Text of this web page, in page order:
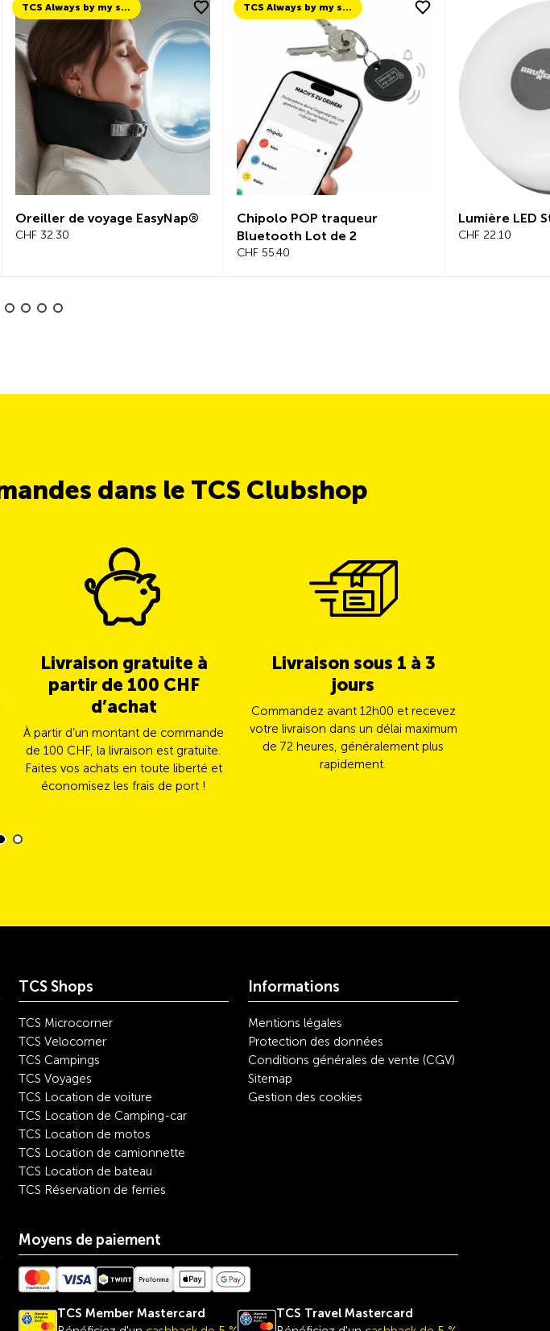
TCS Always by my side
Oreiller de voyage EasyNap®
CHF 32.30
TCS Always by my side
Chipolo POP traqueur
Bluetooth Lot de 2
CHF 55.40
Lumière LED
CHF 22.10
dans le TCS Clubshop
Livraison gratuite à
partir de 100 CHF
d’achat
À partir d’un montant de commande
de 100 CHF, la livraison est gratuite.
Faites vos achats en toute liberté et
économisez les frais de port !
Livraison sous 1 à 3
jours
Commandez avant 12h00 et recevez
votre livraison dans un délai maximum
de 72 heures, généralement plus
rapidement.
TCS Shops
TCS Microcorner
TCS Velocorner
TCS Campings
TCS Voyages
TCS Location de voiture
TCS Location de Camping-car
TCS Location de motos
TCS Location de camionnette
TCS Location de bateau
TCS Réservation de ferries
Informations
Mentions légales
Protection des données
Conditions générales de vente (CGV)
Sitemap
Gestion des cookies
Moyens de paiement
TCS Member Mastercard
TCS Travel Mastercard